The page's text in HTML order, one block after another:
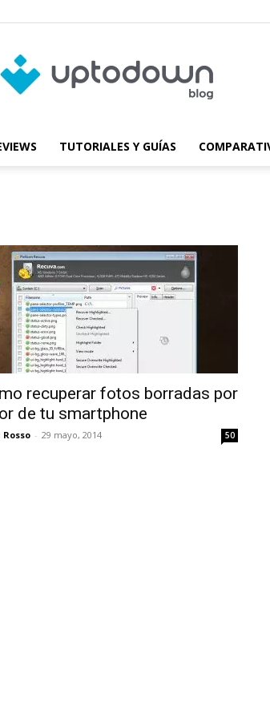
Uptodown
TUTORIALES Y GUÍAS
recuperar fotos borradas por
de tu smartphone
Rosso - 29 mayo, 2014 50